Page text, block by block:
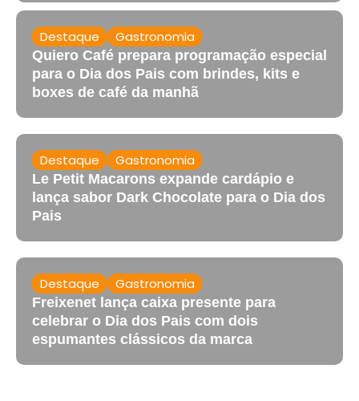
Destaque Gastronomia
Quiero Café prepara programação especial
para o Dia dos Pais com brindes, kits e
boxes de café da manhã
Destaque Gastronomia
Le Petit Macarons expande cardápio e
lança sabor Dark Chocolate para o Dia dos
Pais
Destaque Gastronomia
Freixenet lança caixa presente para
celebrar o Dia dos Pais com dois
espumantes clássicos da marca